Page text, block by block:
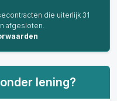
die uiterlijk 31
afgesloten.
lening?